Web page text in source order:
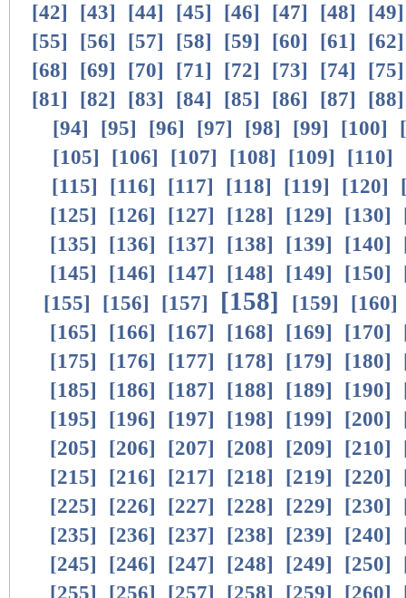
[42] [43] [44] [45] [46] [47] [48] [49
[55] [56] [57] [58] [59] [60] [61] [62
[68] [69] [70] [71] [72] [73] [74] [75
[81] [82] [83] [84] [85] [86] [87] [88
[94] [95] [96] [97] [98] [99] [100]
[
[105] [106] [107] [108] [109] [110]
[115] [116] [117] [118] [119] [120]
[125] [126] [127] [128] [129] [130]
[135] [136] [137] [138] [139] [140]
[145] [146] [147] [148] [149] [150]
[155] [156] [157] [158] [159] [160]
[165] [166] [167] [168] [169] [170]
[175] [176] [177] [178] [179] [180]
[185] [186] [187] [188] [189] [190]
[195] [196] [197] [198] [199] [200]
[205] [206] [207] [208] [209] [210]
[215] [216] [217] [218] [219] [220]
[225] [226] [227] [228] [229] [230]
[235] [236] [237] [238] [239] [240]
[245] [246] [247] [248] [249] [250]
[255] [256] [257] [258] [259] [260]